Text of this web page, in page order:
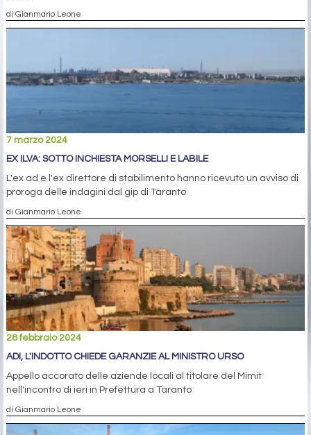
di Gianmario Leone
7 marzo 2024
EX ILVA: SOTTO INCHIESTA MORSELLI E LABILE
L'ex ad e l'ex direttore di stabilimento hanno ricevuto un avviso di
proroga delle indagini dal gip di Taranto
di Gianmario Leone
28 febbraio 2024
ADI, L'INDOTTO CHIEDE GARANZIE AL MINISTRO URSO
Appello accorato delle aziende locali al titolare del Mimit
nell'incontro di ieri in Prefettura a Taranto
di Gianmario Leone